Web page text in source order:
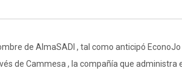
de AlmaSADI , tal como anticipó
de Cammesa , la compañía que administra